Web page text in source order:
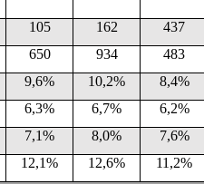
105 162
437
650 934
483
9,6% 10,2%
8,4%
6,3% 6,7%
6,2%
7,1% 8,0%
7,6%
12,1% 12,6% 11,2%